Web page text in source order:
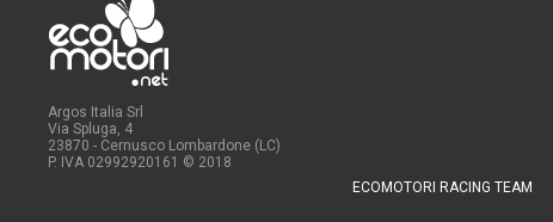
Argos Italia Srl
Via Spluga, 4
23870 - Cernusco Lombardone (LC)
P. IVA 02992920161 © 2018
ECOMOTORI RACING TEAM